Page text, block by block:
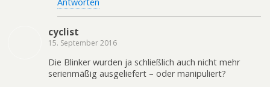
cyclist
15. September 2016
Die Blinker wurden ja schließlich auch nicht mehr
serienmäßig ausgeliefert – oder manipuliert?